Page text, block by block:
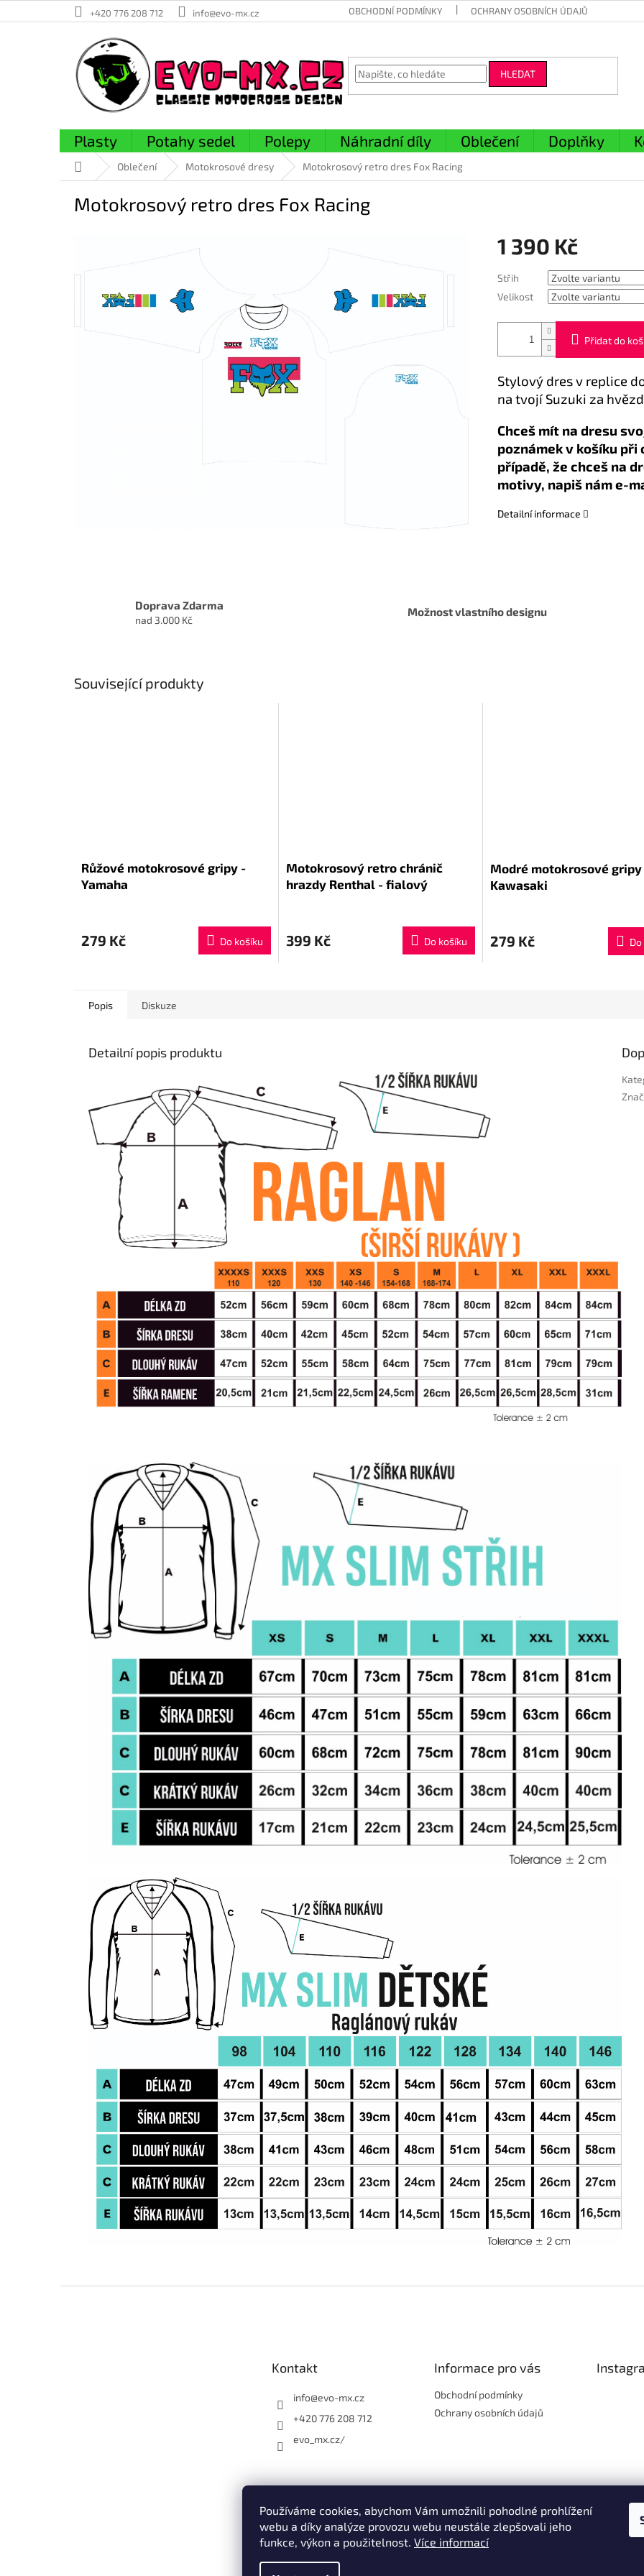
Používáme cookies, abychom Vám umožnili pohodlné prohlížení
webu a díky analýze provozu webu neustále zlepšovali jeho
funkce, výkon a použitelnost. Více informací
na
+420 776 208 712 info@evo-mx.cz OBCHODNÍ PODMÍNKY OCHRANY OSOBNÍCH ÚDAJŮ
HLEDAT
Plasty Potahy sedel Polepy Náhradní díly Oblečení Doplňky
Domů Oblečení Motokrosové dresy Motokrosový retro dres Fox Racing
Motokrosový retro dres Fox Racing
1 390 Kč
cena:
Střih
Velikost
Přidat do
Stylový dres v replice
na tvojí Suzuki za
Chceš mít na dresu
poznámek v košíku při
případě, že chceš na
motivy, napiš nám e-
Detailní informace
Doprava Zdarma
nad 3.000 Kč
Možnost vlastního designu
Související produkty
Růžové motokrosové gripy -
Yamaha
279 Kč Do košíku
Motokrosový retro chránič
hrazdy Renthal - fialový
399 Kč Do košíku
Modré motokrosové gripy
Kawasaki
279 Kč
Popis Diskuze
Detailní popis produktu
Kontakt
info@evo-mx.cz
+420 776 208 712
evo_mx.cz/
Informace pro vás
Obchodní podmínky
Ochrany osobních údajů